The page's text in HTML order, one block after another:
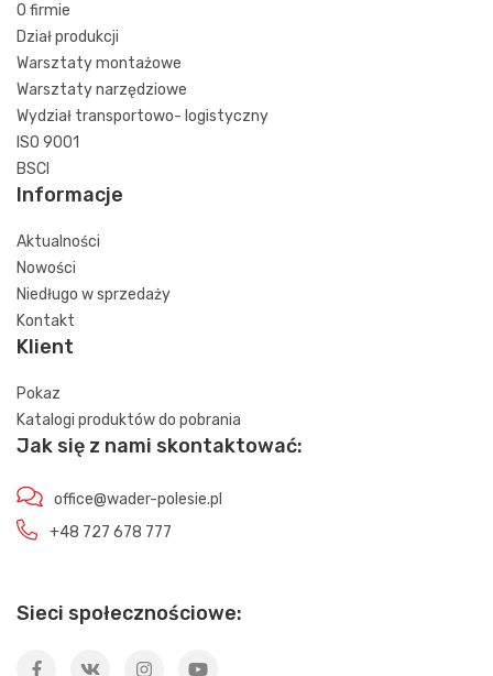
O firmie
Dział produkcji
Warsztaty montażowe
Warsztaty narzędziowe
Wydział transportowo- logistyczny
ISO 9001
BSCI
Informacje
Aktualności
Nowości
Niedługo w sprzedaży
Kontakt
Klient
Pokaz
Katalogi produktów do pobrania
Jak się z nami skontaktować:
office@wader-polesie.pl
+48 727 678 777
Sieci społecznościowe: